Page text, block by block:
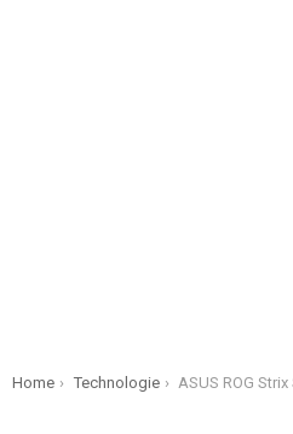
You are here:
Home Technologie ASUS ROG Strix Scar 18 Test – Ein